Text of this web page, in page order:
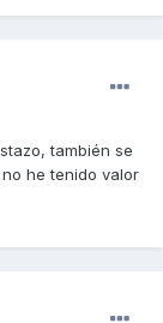
también se
he tenido valor